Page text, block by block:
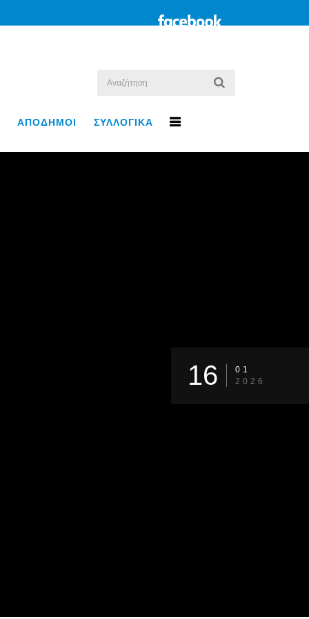
ΑΠΟΔΗΜΟΙ ΣΥΛΛΟΓΙΚΑ
16
01
2026